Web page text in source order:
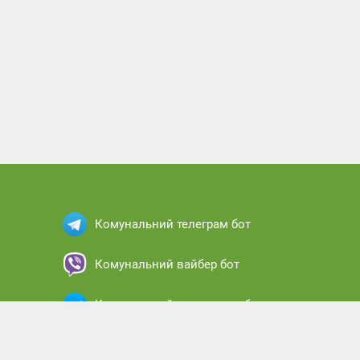
Комунальний телеграм бот
Комунальний вайбер бот
Комунальний месенджер бот